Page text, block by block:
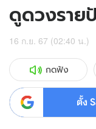
ดูดวงราย
16 ก.ย. 67 (02:40 น.)
กดฟัง
ตั้ง